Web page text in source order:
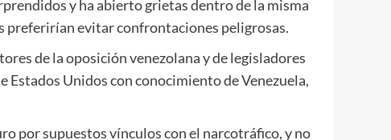
y ha abierto grietas dentro de la misma
preferirían evitar confrontaciones peligrosas.
de la oposición venezolana y de legisladores
Estados Unidos con conocimiento de Venezuela,
por supuestos vínculos con el narcotráfico, y no